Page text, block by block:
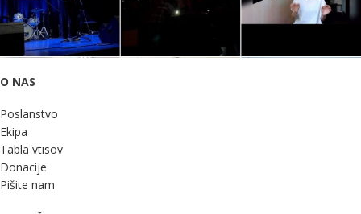
O NAS
Poslanstvo
Ekipa
Tabla vtisov
Donacije
Pišite nam